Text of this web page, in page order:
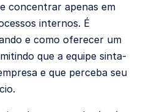
concentrar apenas em
internos. É
e como oferecer um
que a equipe sinta-
e que perceba seu